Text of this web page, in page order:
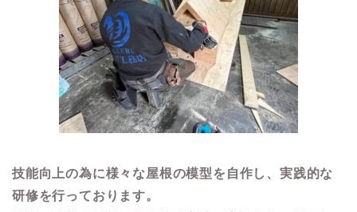
技能向上の為に様々な屋根の模型を自作し、実践的な
研修を行っております。